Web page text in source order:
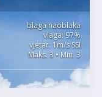
blaga naoblaka
vlaga: 97%
vjetar: 1m/s SSI
Maks. 3 • Min. 3